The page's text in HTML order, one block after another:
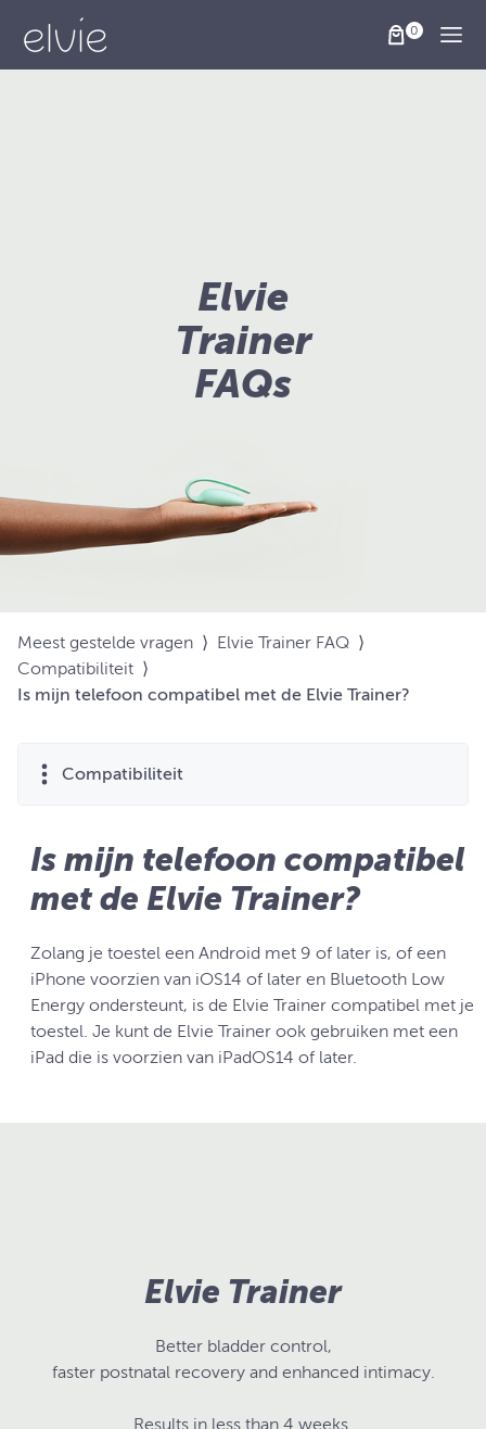
Elvie
Trainer
FAQs
Meest gestelde vragen ⟩ Elvie Trainer FAQ ⟩
Compatibiliteit ⟩
Is mijn telefoon compatibel met de Elvie Trainer?
Compatibiliteit
Is mijn telefoon compatibel
met de Elvie Trainer?
Zolang je toestel een Android met 9 of later is, of een
iPhone voorzien van iOS14 of later en Bluetooth Low
Energy ondersteunt, is de Elvie Trainer compatibel met je
toestel. Je kunt de Elvie Trainer ook gebruiken met een
iPad die is voorzien van iPadOS14 of later.
Elvie Trainer
Better bladder control,
faster postnatal recovery and enhanced intimacy.
Results in less than 4 weeks.